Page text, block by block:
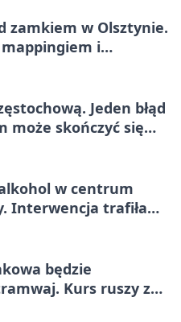
zamkiem w Olsztynie.
i
Jeden błąd
może skończyć się
w centrum
Interwencja trafiła
będzie
Kurs ruszy ze